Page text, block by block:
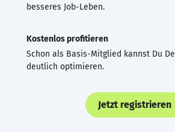
besseres Job-Leben.
Kostenlos profitieren
Schon als Basis-Mitglied kannst Du
deutlich optimieren.
Jetzt registrieren